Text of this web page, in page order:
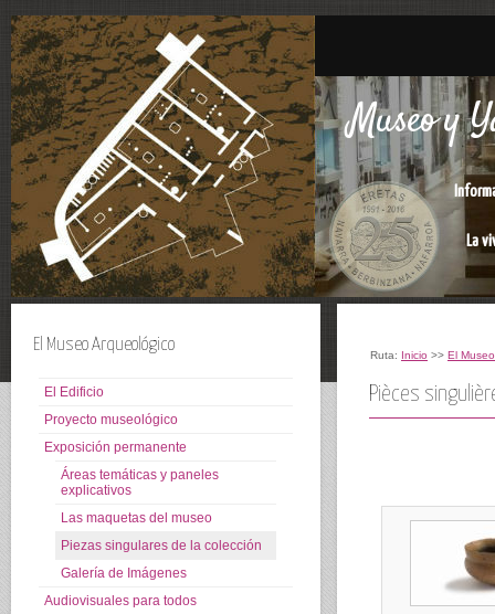
Museo y
La
Ruta: Inicio >> El
Pièces
El Museo Arqueológico
El Edificio
Proyecto museológico
Exposición permanente
Áreas temáticas y paneles
explicativos
Las maquetas del museo
Piezas singulares de la colección
Galería de Imágenes
Audiovisuales para todos